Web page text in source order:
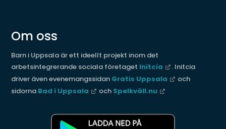
Om oss
Barn i Uppsala är ett ideellt projekt inom det
arbetsintegrerande sociala företaget Initcia
. Initcia
driver även evenemangssidan Gratis Uppsala
och
sidorna Bad i Uppsala och Spelkväll.nu